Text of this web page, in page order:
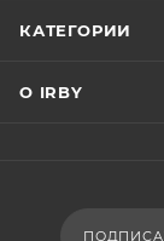
КАТЕГОРИИ
О IRBY